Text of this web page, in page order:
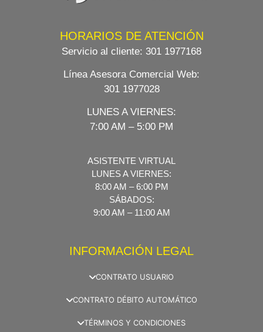
HORARIOS DE ATENCIÓN
Servicio al cliente: 301 1977168
Línea Asesora Comercial Web:
301 1977028
LUNES A VIERNES:
7:00 AM – 5:00 PM
ASISTENTE VIRTUAL
LUNES A VIERNES:
8:00 AM – 6:00 PM
SÁBADOS:
9:00 AM – 11:00 AM
INFORMACIÓN LEGAL
CONTRATO USUARIO
CONTRATO DÉBITO AUTOMÁTICO
TÉRMINOS Y CONDICIONES